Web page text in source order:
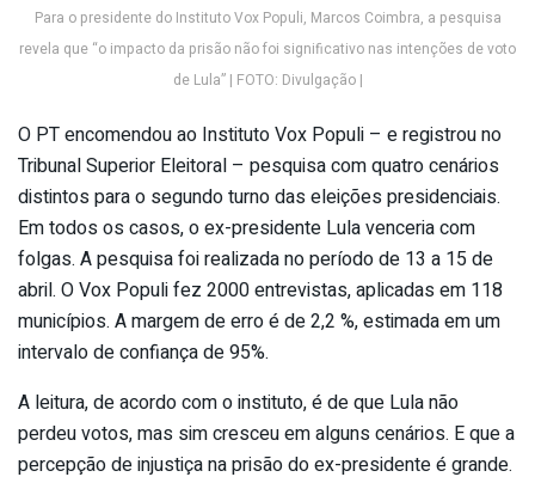
Para o presidente do Instituto Vox Populi, Marcos Coimbra, a pesquisa
revela que “o impacto da prisão não foi significativo nas intenções de voto
de Lula” | FOTO: Divulgação |
O PT encomendou ao Instituto Vox Populi – e registrou no
Tribunal Superior Eleitoral – pesquisa com quatro cenários
distintos para o segundo turno das eleições presidenciais.
Em todos os casos, o ex-presidente Lula venceria com
folgas. A pesquisa foi realizada no período de 13 a 15 de
abril. O Vox Populi fez 2000 entrevistas, aplicadas em 118
municípios. A margem de erro é de 2,2 %, estimada em um
intervalo de confiança de 95%.
A leitura, de acordo com o instituto, é de que Lula não
perdeu votos, mas sim cresceu em alguns cenários. E que a
percepção de injustiça na prisão do ex-presidente é grande.